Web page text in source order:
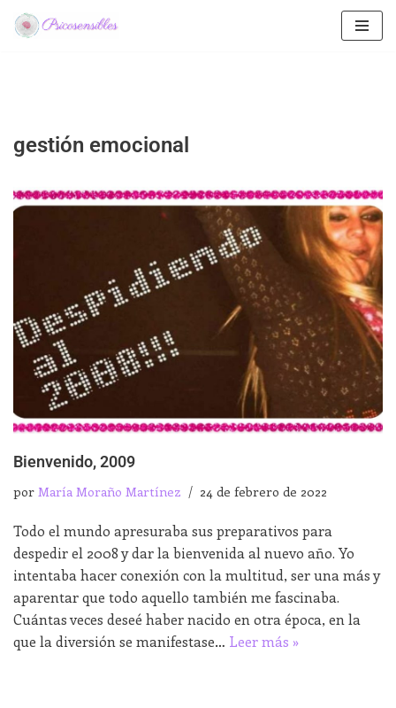
gestión emocional
Bienvenido, 2009
por María Moraño Martínez 24 de febrero de 2022
Todo el mundo apresuraba sus preparativos para
despedir el 2008 y dar la bienvenida al nuevo año. Yo
intentaba hacer conexión con la multitud, ser una más y
aparentar que todo aquello también me fascinaba.
Cuántas veces deseé haber nacido en otra época, en la
que la diversión se manifestase… Leer más »